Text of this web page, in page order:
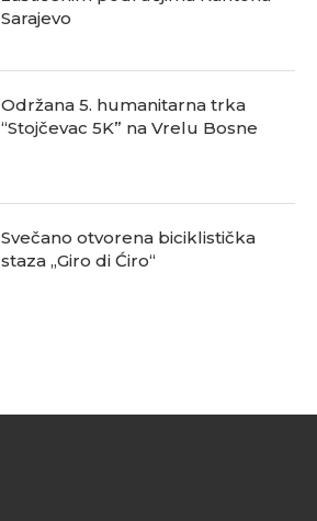
Sarajevo
Održana 5. humanitarna trka
“Stojčevac 5K” na Vrelu Bosne
Svečano otvorena biciklistička
staza „Giro di Ćiro“